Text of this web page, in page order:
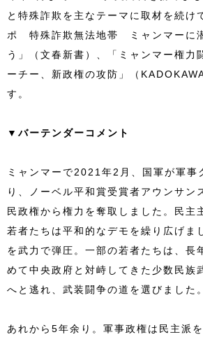
と特殊詐欺を主なテーマに取材を続け
ポ 特殊詐欺無法地帯 ミャンマーに
う」（文春新書）、「ミャンマー権
ーチー、新政権の攻防」（
す。
▼バーテンダーコメント
ミャンマーで2021年2月、国軍が軍事
り、ノーベル平和賞受賞者アウンサン
民政権から権力を奪取しました。民主
若者たちは平和的なデモを繰り広げま
を武力で弾圧。一部の若者たちは、長
めて中央政府と対峙してきた少数民族
へと逃れ、武装闘争の道を選びました。
あれから5年余り。軍事政権は民主派